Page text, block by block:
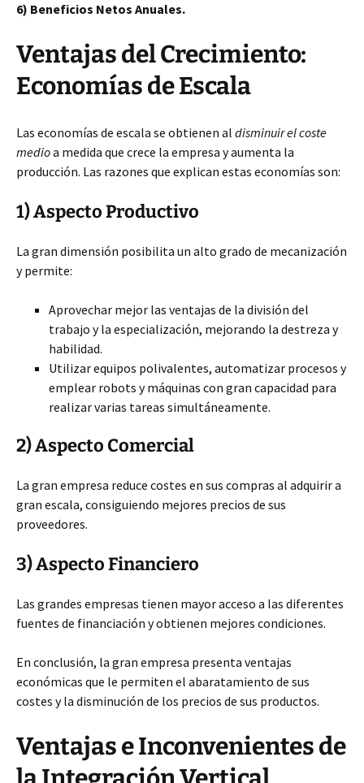
6) Beneficios Netos Anuales.
Ventajas del Crecimiento:
Economías de Escala
Las economías de escala se obtienen al disminuir el coste
medioa medida que crece la empresa y aumenta la
producción. Las razones que explican estas economías son:
1) Aspecto Productivo
La gran dimensión posibilita un alto grado de mecanización
y permite:
Aprovechar mejor las ventajas de la división del
trabajo y la especialización, mejorando la destreza y
habilidad.
Utilizar equipos polivalentes, automatizar procesos y
emplear robots y máquinas con gran capacidad para
realizar varias tareas simultáneamente.
2) Aspecto Comercial
La gran empresa reduce costes en sus compras al adquirir a
gran escala, consiguiendo mejores precios de sus
proveedores.
3) Aspecto Financiero
Las grandes empresas tienen mayor acceso a las diferentes
fuentes de financiación y obtienen mejores condiciones.
En conclusión, la gran empresa presenta ventajas
económicas que le permiten el abaratamiento de sus
costes y la disminución de los precios de sus productos.
Ventajas e Inconvenientes de